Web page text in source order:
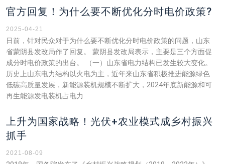
官方回复！为什么要不断优化分时电价政策?
2025-04-21
日前，针对民众对于为什么要不断优化分时电价政策的问题，山东
省蒙阴县发改局作了回复。 蒙阴县发改局表示，主要是三个方面促
成分时电价政策的出台。 （一）山东省电力结构已发生较大变化。
历史上山东电力结构以火电为主，近年来山东省积极推进能源绿色
低碳高质量发展，新能源装机规模不断扩大，2024年底新能源和可
再生能源发电装机占电力
上升为国家战略！光伏+农业模式成乡村振兴
抓手
2021-08-09
面
面